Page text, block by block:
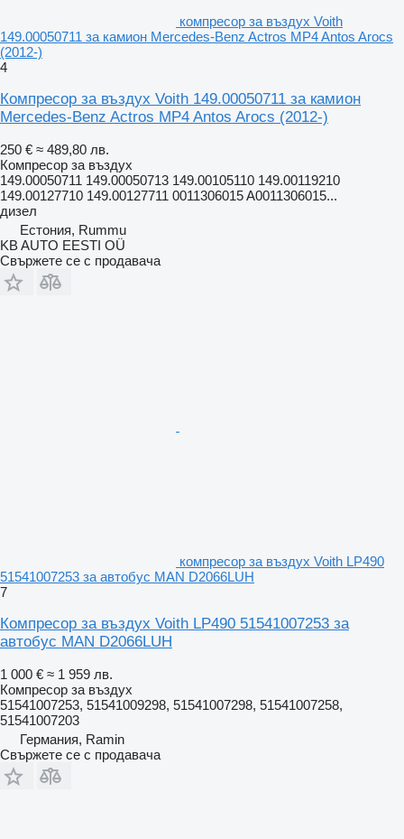
компресор за въздух Voith
149.00050711 за камион Mercedes-Benz Actros MP4 Antos Arocs
(2012-)
4
Компресор за въздух Voith 149.00050711 за камион
Mercedes-Benz Actros MP4 Antos Arocs (2012-)
250 € ≈ 489,80 лв.
Компресор за въздух
149.00050711 149.00050713 149.00105110 149.00119210
149.00127710 149.00127711 0011306015 A0011306015...
дизел
Естония, Rummu
KB AUTO EESTI OÜ
Свържете се с продавача
компресор за въздух Voith LP490
51541007253 за автобус MAN D2066LUH
7
Компресор за въздух Voith LP490 51541007253 за
автобус MAN D2066LUH
1 000 € ≈ 1 959 лв.
Компресор за въздух
51541007253, 51541009298, 51541007298, 51541007258,
51541007203
Германия, Ramin
Свържете се с продавача